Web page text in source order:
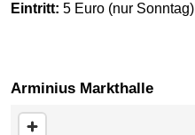
Eintritt: 5 Euro (nur Sonntag)
Arminius Markthalle
Karte überspringen